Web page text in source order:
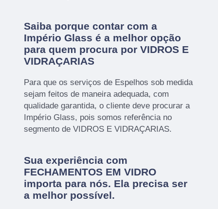
Saiba porque contar com a
Império Glass é a melhor opção
para quem procura por VIDROS E
VIDRAÇARIAS
Para que os serviços de Espelhos sob medida
sejam feitos de maneira adequada, com
qualidade garantida, o cliente deve procurar a
Império Glass, pois somos referência no
segmento de VIDROS E VIDRAÇARIAS.
Sua experiência com
FECHAMENTOS EM VIDRO
importa para nós. Ela precisa ser
a melhor possível.